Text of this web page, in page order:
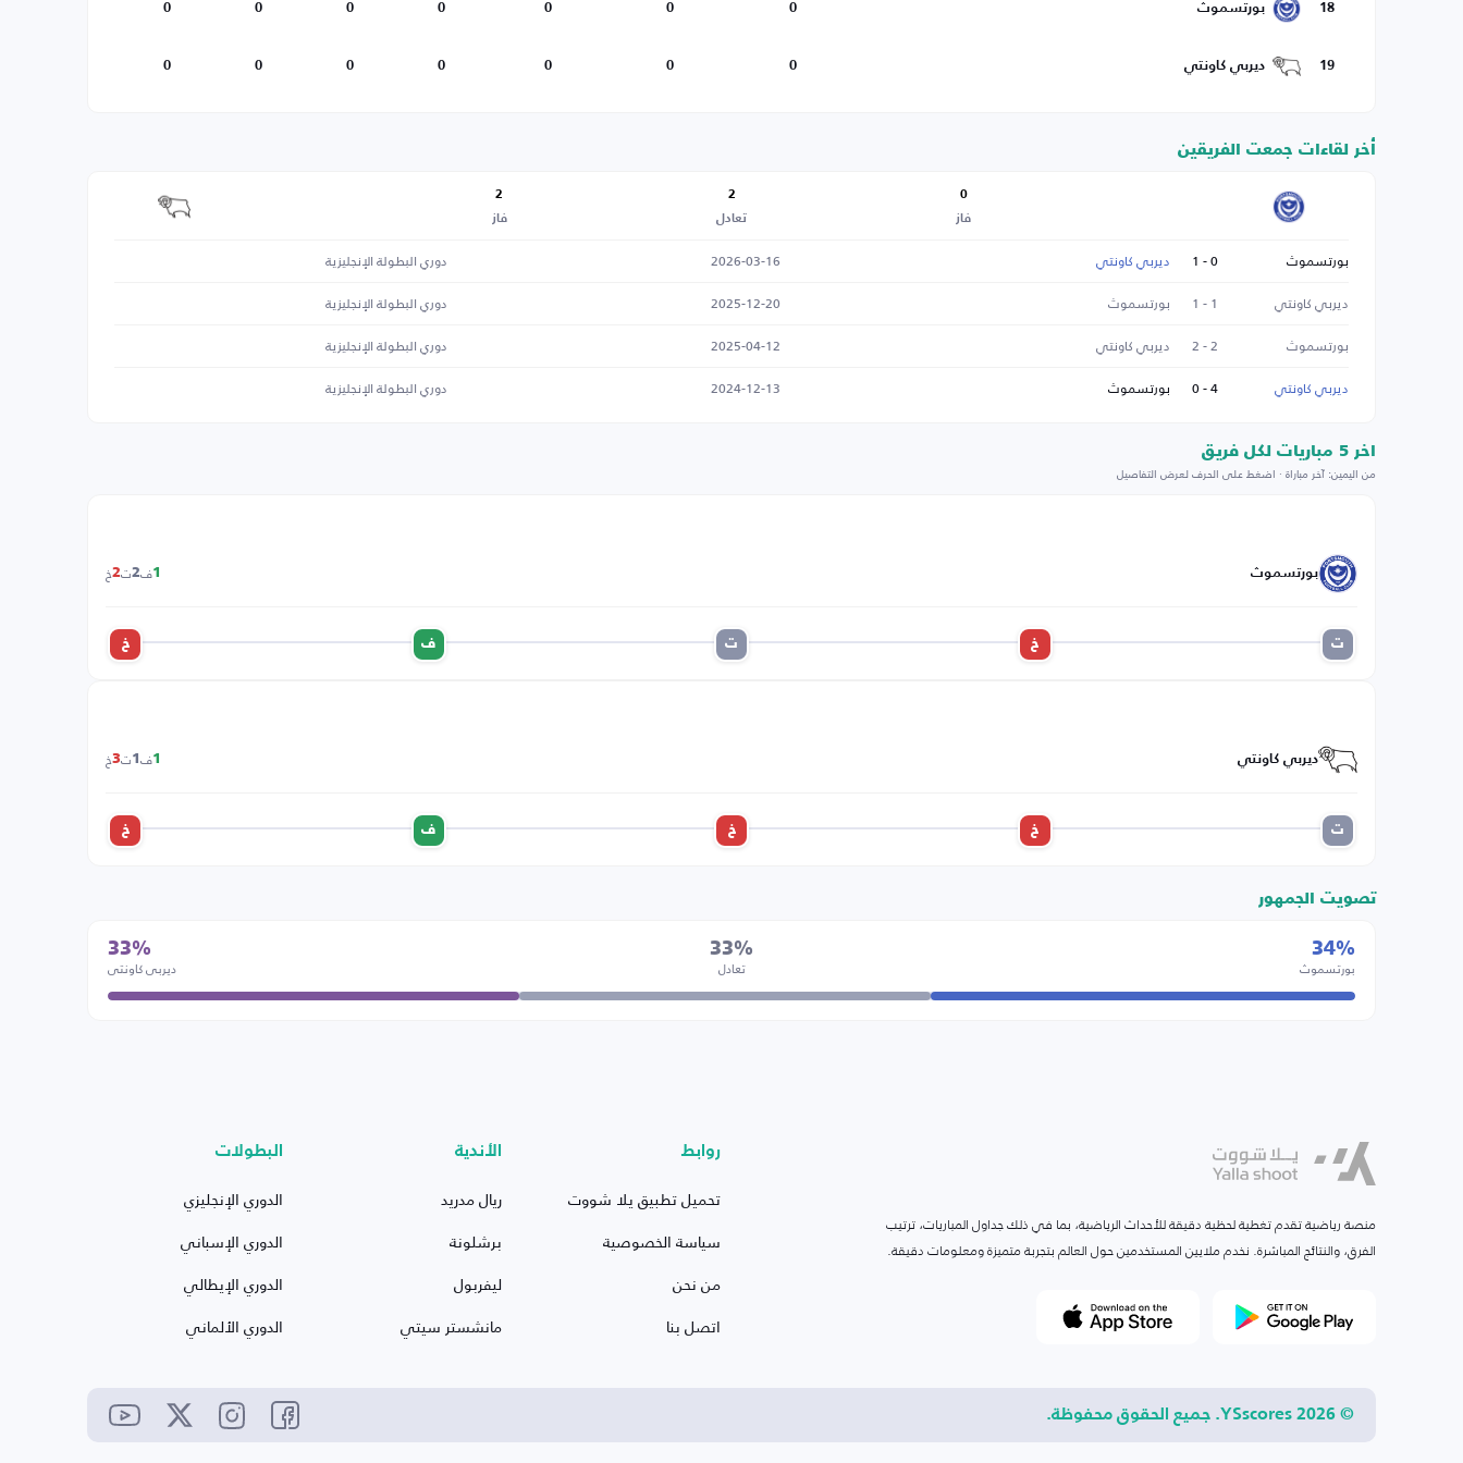
18 بورتسموث 0
0
0
0
0
0
0
19 ديربي كاونتي 0
0
0
0
0
0
0
أخر لقاءات جمعت الفريقين
0
فاز
2
تعادل
2
فاز
بورتسموث 0 - 1 ديربي كاونتي 2026-03-16
دوري البطولة الإنجليزية
ديربي كاونتي
1 - 1 بورتسموث 2025-12-20
دوري البطولة الإنجليزية
بورتسموث
2 - 2 ديربي كاونتي 2025-04-12
دوري البطولة الإنجليزية
ديربي كاونتي
4 - 0 بورتسموث 2024-12-13 دوري البطولة الإنجليزية
اخر 5 مباريات لكل فريق
من اليمين: آخر مباراة · اضغط على الحرف لعرض التفاصيل
بورتسموث 1ف2ت2خ
ت خ ت ف خ
ديربي كاونتي 1ف 1ت3خ
ت خ خ ف خ
تصويت الجمهور
34%
بورتسموث
33%
تعادل
33%
ديربي كاونتي
منصة رياضية تقدم تغطية لحظية دقيقة للأحداث الرياضية، بما في ذلك جداول المباريات، ترتيب
الفرق، والنتائج المباشرة. نخدم ملايين المستخدمين حول العالم بتجربة متميزة ومعلومات دقيقة.
روابط
تحميل تطبيق يلا شووت
سياسة الخصوصية
من نحن
اتصل بنا
الأندية
ريال مدريد
برشلونة
ليفربول
مانشستر سيتي
البطولات
الدوري الإنجليزي
الدوري الإسباني
الدوري الإيطالي
الدوري الألماني
© 2026 YSscores. جميع الحقوق محفوظة.